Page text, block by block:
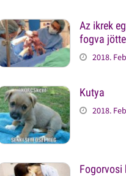
Az ikrek
fogva
2018.
Kutya
2018.
Fogorvosi